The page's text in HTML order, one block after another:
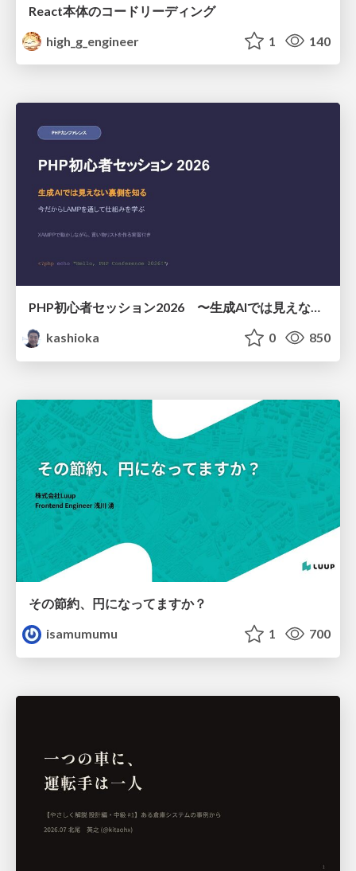
React本体のコードリーディング
high_g_engineer
1 140
PHP初心者セッション2026 〜生成AIでは見えない裏側を知る：今だからLAMPを通して仕組みを学ぶ〜
kashioka
0 850
その節約、円になってますか？
isamumumu
1 700